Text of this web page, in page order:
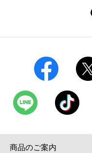
商品のご案内